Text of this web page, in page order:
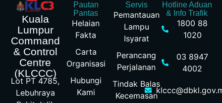
Kuala
Lumpur
Command
& Control
Centre
(KLCCC)
Lot PT 4785,
Lebuhraya
Pautan
Pantas
Helaian
Fakta
Carta
Organisasi
Hubungi
Kami
Servis
Pemantauan
Lampu
Isyarat
Perancang
Perjalanan
Tindak Balas
Kecemasan
Hotline Aduan
& Info Trafik
1800 88
1020
03 8947
4002